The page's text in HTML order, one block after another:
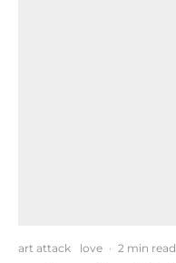
art attack love · 2 min read